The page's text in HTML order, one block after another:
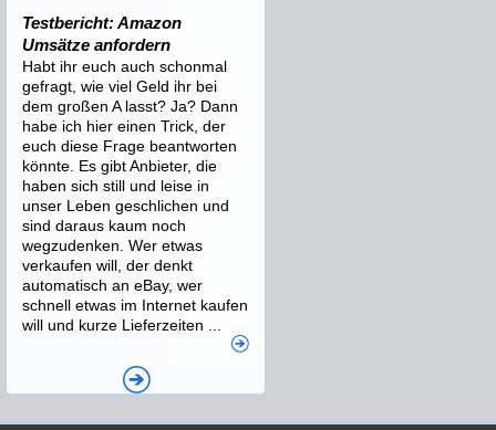
Testbericht: Amazon
Umsätze anfordern
Habt ihr euch auch schonmal
gefragt, wie viel Geld ihr bei
dem großen A lasst? Ja? Dann
habe ich hier einen Trick, der
euch diese Frage beantworten
könnte. Es gibt Anbieter, die
haben sich still und leise in
unser Leben geschlichen und
sind daraus kaum noch
wegzudenken. Wer etwas
verkaufen will, der denkt
automatisch an eBay, wer
schnell etwas im Internet kaufen
will und kurze Lieferzeiten ...